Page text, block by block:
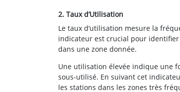
2. Taux d’Utilisation
Le taux d’utilisation mesure la
indicateur est crucial pour
dans une zone donnée.
Une utilisation élevée indique une
sous-utilisé. En suivant cet
les stations dans les zones très